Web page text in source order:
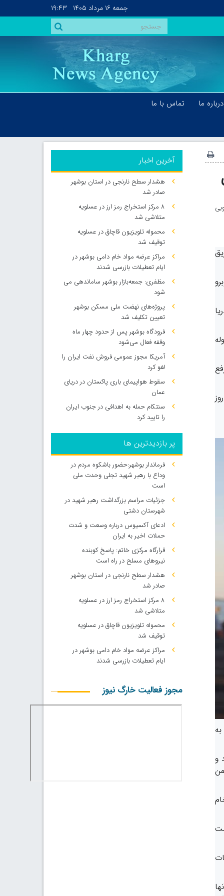
جمعه ۱۶ مرداد ۱۴۰۵ ۱۹:۴۳
درباره ما تماس با ما
پیشگیرانه و پیش از بروز حادثه، با تلاش مهندسان ایرانی، طی ۱۲ روز
و
آخرین اخبار
هشدار سطح نارنجی در استان بوشهر
صادر شد
۸ مرکز استخراج رمز ارز در عسلویه
متلاشی شد
محموله تلویزیون قاچاق در عسلویه
توقیف شد
مراکز عرضه مواد خام دامی بوشهر در
ایام تعطیلات بازرسی شدند
مظفری: جمعه‌بازار بوشهر ساماندهی می‌
شود
پروژه‌های نهضت ملی مسکن بوشهر
تعیین تکلیف شد
فرودگاه بوشهر پس از حدود چهار ماه
وقفه فعال می‌شود
آمریکا مجوز عمومی فروش نفت ایران را
لغو کرد
سقوط هواپیمای باری پاکستان در دریای
عمان
سنتکام حمله به اهدافی در جنوب ایران
را تایید کرد
پر بازدیدترین ها
فرماندار بوشهر:حضور باشکوه مردم در
وداع با رهبر شهید تجلی وحدت ملی
است
جزئیات مراسم بزرگداشت رهبر شهید در
شهرستان دشتی
ادعای آکسیوس درباره وسعت و شدت
حملات اخیر به ایران
قرارگاه مرکزی خاتم: پاسخ کوبنده
نیروهای مسلح در راه است
هشدار سطح نارنجی در استان بوشهر
صادر شد
۸ مرکز استخراج رمز ارز در عسلویه
متلاشی شد
محموله تلویزیون قاچاق در عسلویه
توقیف شد
مراکز عرضه مواد خام دامی بوشهر در
ایام تعطیلات بازرسی شدند
مجوز فعالیت خارگ نیوز